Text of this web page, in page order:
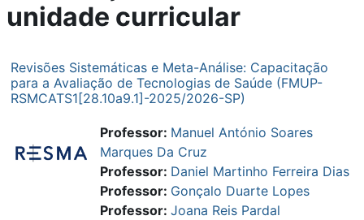
unidade curricular
Revisões Sistemáticas e Meta-Análise: Capacitação
para a Avaliação de Tecnologias de Saúde (FMUP-
RSMCATS1[28.10a9.1]-2025/2026-SP)
Professor: Manuel António Soares
Marques Da Cruz
Professor: Daniel Martinho Ferreira Dias
Professor: Gonçalo Duarte Lopes
Professor: Joana Reis Pardal